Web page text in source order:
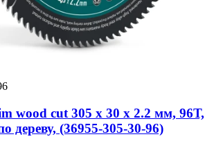
wood cut 305 х 30 x 2.2 мм, 96Т,
дереву, (36955-305-30-96)